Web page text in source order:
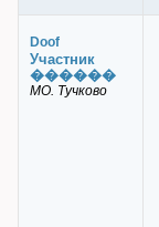
Doof
Участник
������
МО. Тучково